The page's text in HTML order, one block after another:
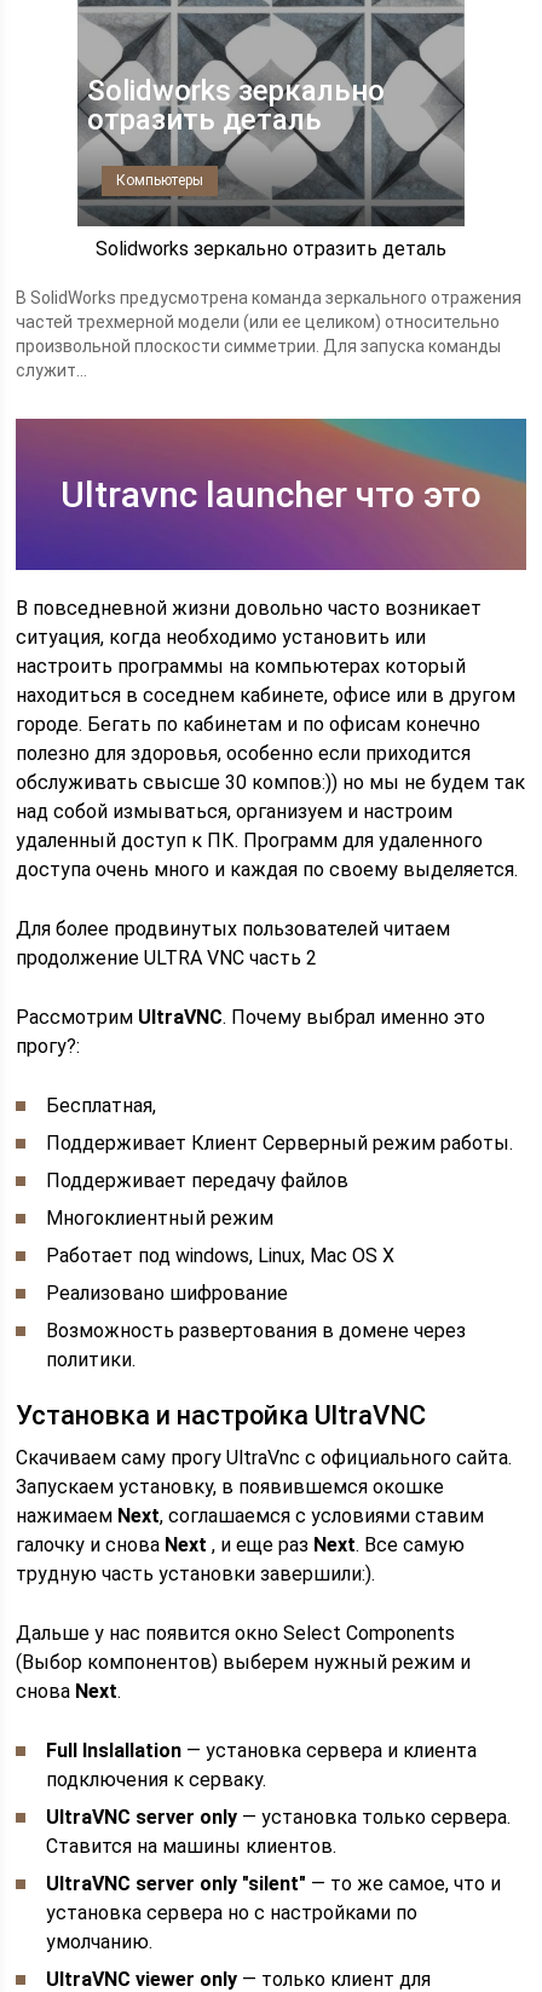
Solidworks зеркально
отразить деталь
Компьютеры
Solidworks зеркально отразить деталь
В SolidWorks предусмотрена команда зеркального отражения
частей трехмерной модели (или ее целиком) относительно
произвольной плоскости симметрии. Для запуска команды
служит...
Ultravnc launcher что это
В повседневной жизни довольно часто возникает
ситуация, когда необходимо установить или
настроить программы на компьютерах который
находиться в соседнем кабинете, офисе или в другом
городе. Бегать по кабинетам и по офисам конечно
полезно для здоровья, особенно если приходится
обслуживать свысше 30 компов:)) но мы не будем так
над собой измываться, организуем и настроим
удаленный доступ к ПК. Программ для удаленного
доступа очень много и каждая по своему выделяется.
Для более продвинутых пользователей читаем
продолжение ULTRA VNC часть 2
Рассмотрим UltraVNC. Почему выбрал именно это
прогу?:
Бесплатная,
Поддерживает Клиент Серверный режим работы.
Поддерживает передачу файлов
Многоклиентный режим
Работает под windows, Linux, Mac OS X
Реализовано шифрование
Возможность развертования в домене через
политики.
Установка и настройка UltraVNC
Скачиваем саму прогу UltraVnc с официального сайта.
Запускаем установку, в появившемся окошке
нажимаем Next, соглашаемся с условиями ставим
галочку и снова Next , и еще раз Next. Все самую
трудную часть установки завершили:).
Дальше у нас появится окно Select Components
(Выбор компонентов) выберем нужный режим и
снова Next.
Full Inslallation — установка сервера и клиента
подключения к серваку.
UltraVNC server only — установка только сервера.
Ставится на машины клиентов.
UltraVNC server only "silent" — то же самое, что и
установка сервера но с настройками по
умолчанию.
UltraVNC viewer only — только клиент для